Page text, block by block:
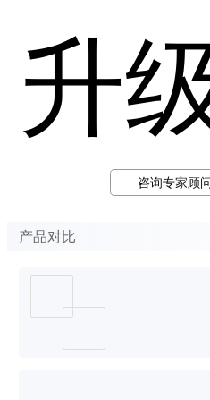
升
咨询专家顾
产品对比